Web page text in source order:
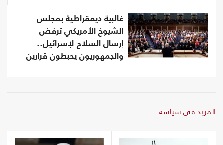
غالبية ديمقراطية بمجلس
الشيوخ الأمريكي ترفض
إرسال السلاح لإسرائيل..
والجمهوريون يحبطون قرارين
المزيد في سياسة